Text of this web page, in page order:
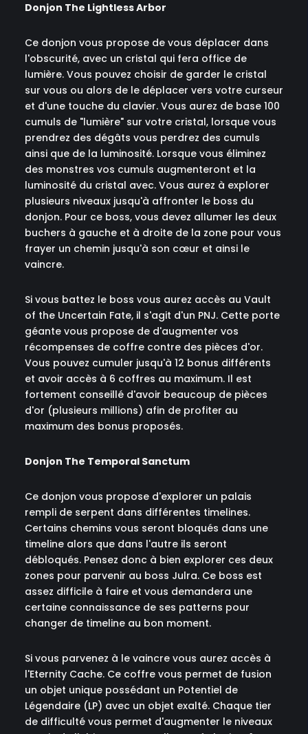
Donjon The Lightless Arbor
Ce donjon vous propose de vous déplacer dans
l'obscurité, avec un cristal qui fera office de
lumière. Vous pouvez choisir de garder le cristal
sur vous ou alors de le déplacer vers votre curseur
et d'une touche du clavier. Vous aurez de base 100
cumuls de "lumière" sur votre cristal, lorsque vous
prendrez des dégâts vous perdrez des cumuls
ainsi que de la luminosité. Lorsque vous éliminez
des monstres vos cumuls augmenteront et la
luminosité du cristal avec. Vous aurez à explorer
plusieurs niveaux jusqu'à affronter le boss du
donjon. Pour ce boss, vous devez allumer les deux
buchers à gauche et à droite de la zone pour vous
frayer un chemin jusqu'à son cœur et ainsi le
vaincre.
Si vous battez le boss vous aurez accès au Vault
of the Uncertain Fate, il s'agit d'un PNJ. Cette porte
géante vous propose de d'augmenter vos
récompenses de coffre contre des pièces d'or.
Vous pouvez cumuler jusqu'à 12 bonus différents
et avoir accès à 6 coffres au maximum. Il est
fortement conseillé d'avoir beaucoup de pièces
d'or (plusieurs millions) afin de profiter au
maximum des bonus proposés.
Donjon The Temporal Sanctum
Ce donjon vous propose d'explorer un palais
rempli de serpent dans différentes timelines.
Certains chemins vous seront bloqués dans une
timeline alors que dans l'autre ils seront
débloqués. Pensez donc à bien explorer ces deux
zones pour parvenir au boss Julra. Ce boss est
assez difficile à faire et vous demandera une
certaine connaissance de ses patterns pour
changer de timeline au bon moment.
Si vous parvenez à le vaincre vous aurez accès à
l'Eternity Cache. Ce coffre vous permet de fusion
un objet unique possédant un Potentiel de
Légendaire (LP) avec un objet exalté. Chaque tier
de difficulté vous permet d'augmenter le niveaux